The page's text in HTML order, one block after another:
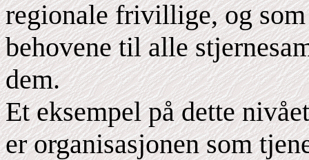
regionale frivillige, og
behovene til alle
dem.
Et eksempel på dette
er organisasjonen som